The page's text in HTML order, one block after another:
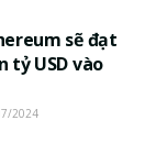
sẽ đạt
tỷ USD vào
2024